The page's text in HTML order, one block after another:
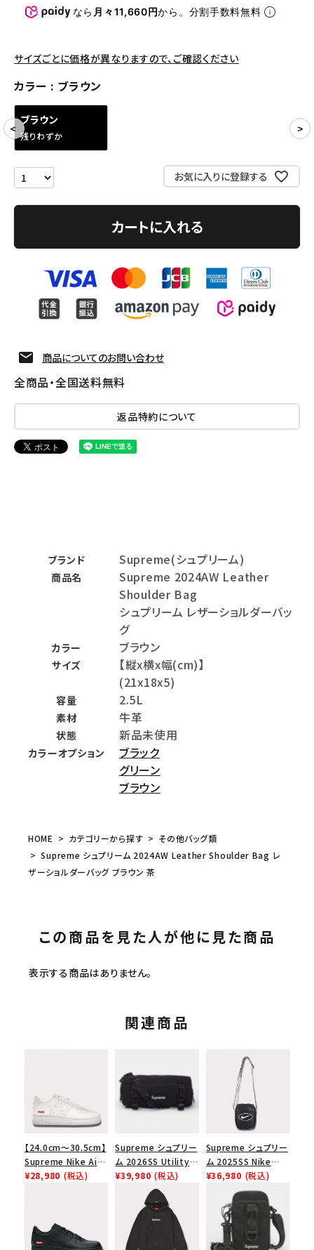
COLLABORATION BRAND
SEASON
CONTENTS
ACCOUNT MENU
ようこそ ゲスト 様
person
Follow us
なら 月々11,660円から。分割手数料無料
サイズごとに価格が異なりますので、ご確認ください
カラー ブラウン
ブラウン
残りわずか
お気に入りに登録する
カートに入れる
商品についてのお問い合わせ
全商品・全国送料無料
返品特約について
ブランド Supreme(シュプリーム)
商品名
Supreme 2024AW Leather
Shoulder Bag
シュプリーム レザーショルダーバッ
グ
カラー ブラウン
サイズ
【縦x横x幅(cm)】
(21x18x5)
容量 2.5L
素材 牛革
状態 新品未使用
カラーオプション
ブラック
グリーン
ブラウン
HOME カテゴリーから探す
その他バッグ類
Supreme シュプリーム 2024AW Leather Shoulder Bag レ
ザーショルダーバッグ ブラウン 茶
この商品を見た人が他に見た商品
表示する商品はありません。
関連商品
【24.0cm～30.5cm】
Supreme Nike Air
Force 1 Low シュプ
¥28,980 (税込)
Supreme シュプリー
ム 2026SS Utility
Bag ユーティリティ
バッグ ブラック
¥39,980 (税込)
Supreme シュプリー
ム 2025SS Nike
Leather Shoulder
Bag ナイキレザーシ
ョルダーバッグ ブラッ
ク 黒
¥36,980 (税込)